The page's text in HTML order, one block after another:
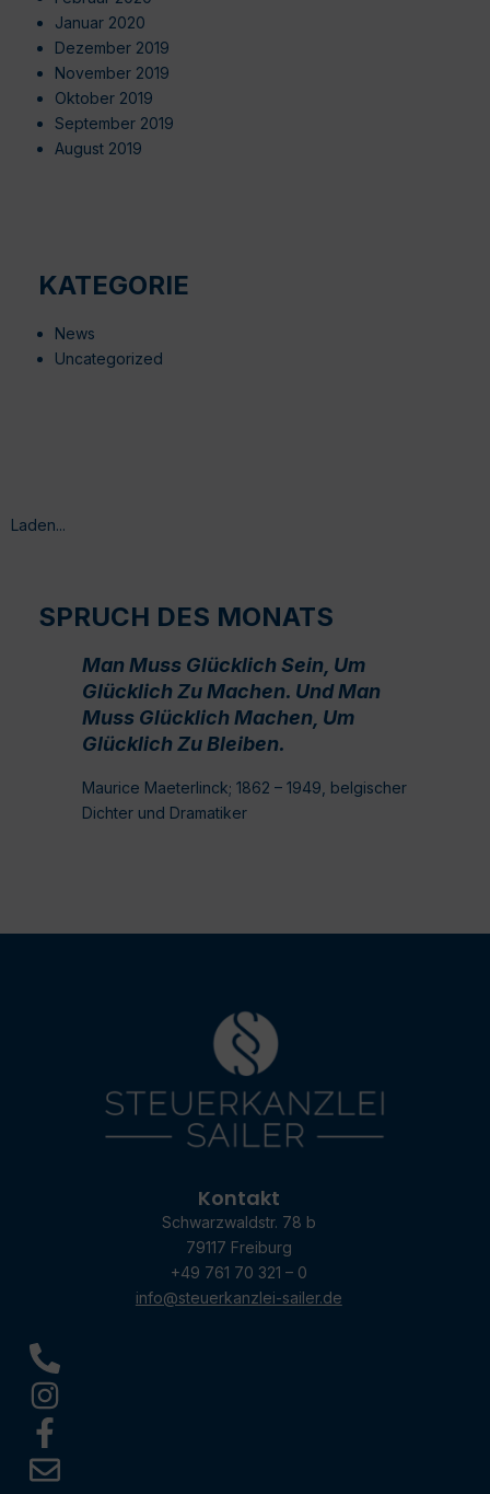
Januar 2020
Dezember 2019
November 2019
Oktober 2019
September 2019
August 2019
KATEGORIE
News
Uncategorized
Laden...
SPRUCH DES MONATS
Man Muss Glücklich Sein, Um
Glücklich Zu Machen. Und Man
Muss Glücklich Machen, Um
Glücklich Zu Bleiben.
Maurice Maeterlinck; 1862 – 1949, belgischer
Dichter und Dramatiker
Kontakt
Schwarzwaldstr. 78 b
79117 Freiburg
+49 761 70 321 – 0
info@steuerkanzlei-sailer.de